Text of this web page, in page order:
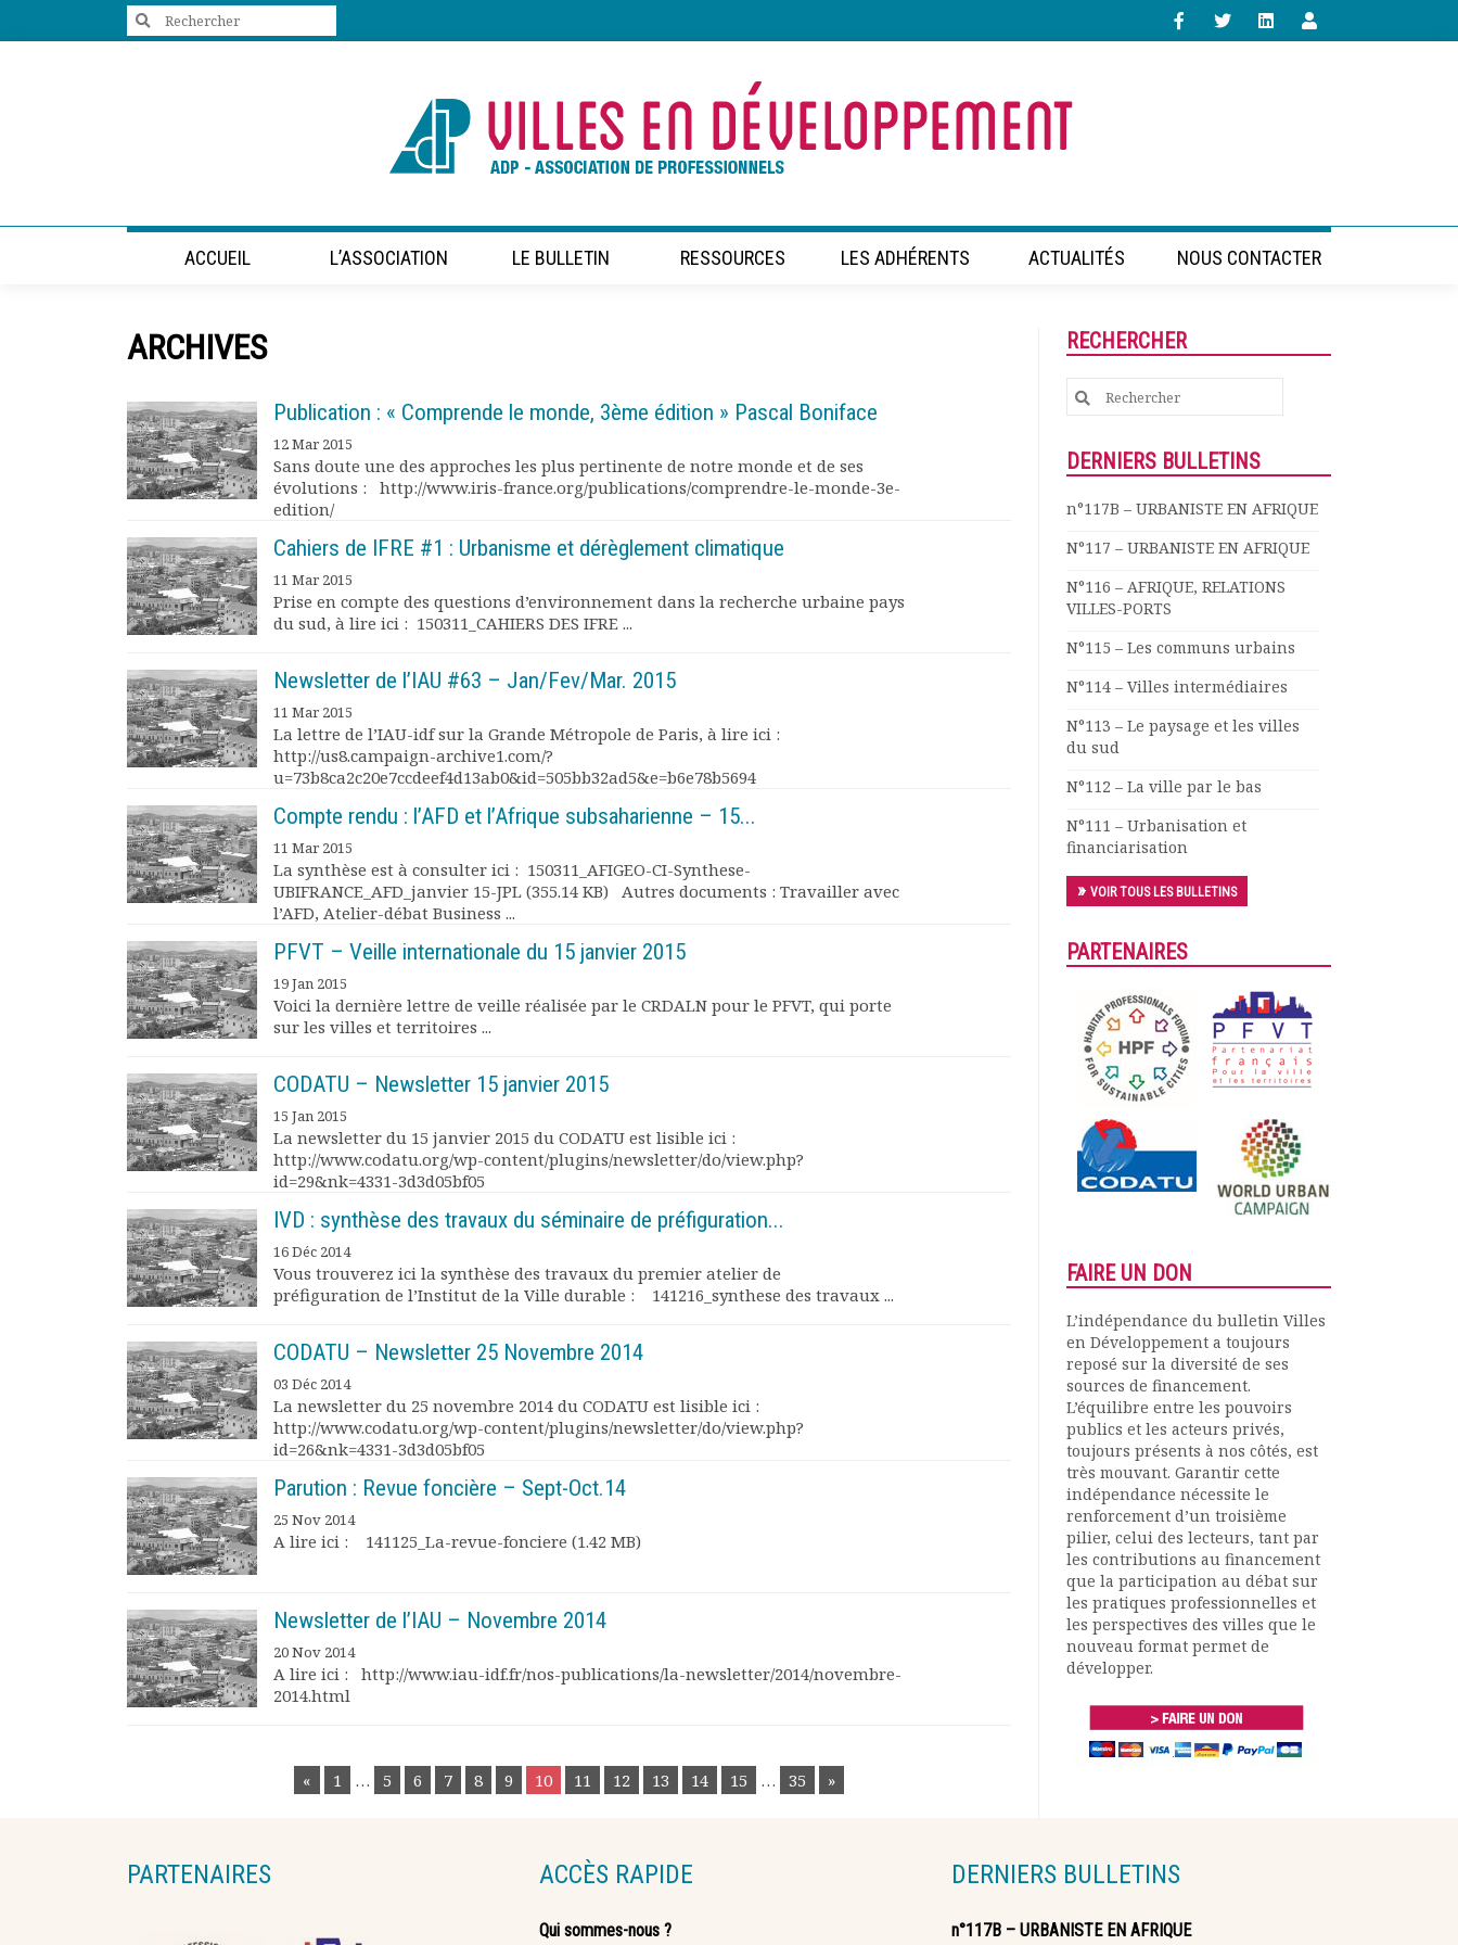
Vie de l’association
Calendrier des activités
Assemblées générales
Comptes rendus mensuels
Rapports moraux
Nous rejoindre
Présentation du bulletin
Comité de rédaction
développement
Dîners débats
Journées d’études
Concours vidéo
Evénements
Publications et rapports
Offres d’emploi
Search
ACCUEIL L’ASSOCIATION LE BULLETIN RESSOURCES LES ADHÉRENTS ACTUALITÉS NOUS CONTACTER
ARCHIVES
Publication : « Comprende le monde, 3ème édition » Pascal Boniface
12 Mar 2015
Sans doute une des approches les plus pertinente de notre monde et de ses
évolutions : http://www.iris-france.org/publications/comprendre-le-monde-3e-
edition/
Cahiers de IFRE #1 : Urbanisme et dérèglement climatique
11 Mar 2015
Prise en compte des questions d’environnement dans la recherche urbaine pays
du sud, à lire ici : 150311_CAHIERS DES IFRE ...
Newsletter de l’IAU #63 – Jan/Fev/Mar. 2015
11 Mar 2015
La lettre de l’IAU-idf sur la Grande Métropole de Paris, à lire ici :
http://us8.campaign-archive1.com/?
u=73b8ca2c20e7ccdeef4d13ab0&id=505bb32ad5&e=b6e78b5694
Compte rendu : l’AFD et l’Afrique subsaharienne – 15...
11 Mar 2015
La synthèse est à consulter ici : 150311_AFIGEO-CI-Synthese-
UBIFRANCE_AFD_janvier 15-JPL (355.14 KB) Autres documents : Travailler avec
l’AFD, Atelier-débat Business ...
PFVT – Veille internationale du 15 janvier 2015
19 Jan 2015
Voici la dernière lettre de veille réalisée par le CRDALN pour le PFVT, qui porte
sur les villes et territoires ...
CODATU – Newsletter 15 janvier 2015
15 Jan 2015
La newsletter du 15 janvier 2015 du CODATU est lisible ici :
http://www.codatu.org/wp-content/plugins/newsletter/do/view.php?
id=29&nk=4331-3d3d05bf05
IVD : synthèse des travaux du séminaire de préfiguration...
16 Déc 2014
Vous trouverez ici la synthèse des travaux du premier atelier de
préfiguration de l’Institut de la Ville durable : 141216_synthese des travaux ...
CODATU – Newsletter 25 Novembre 2014
03 Déc 2014
La newsletter du 25 novembre 2014 du CODATU est lisible ici :
http://www.codatu.org/wp-content/plugins/newsletter/do/view.php?
id=26&nk=4331-3d3d05bf05
Parution : Revue foncière – Sept-Oct.14
25 Nov 2014
A lire ici : 141125_La-revue-fonciere (1.42 MB)
Newsletter de l’IAU – Novembre 2014
20 Nov 2014
A lire ici : http://www.iau-idf.fr/nos-publications/la-newsletter/2014/novembre-
2014.html
NAVIGATION« 1 … 5 6 7 8 9 10 11 12 13 14 15 … 35 »
RECHERCHER
Search
for:
DERNIERS BULLETINS
n°117B – URBANISTE EN AFRIQUE
N°117 – URBANISTE EN AFRIQUE
N°116 – AFRIQUE, RELATIONS
VILLES-PORTS
N°115 – Les communs urbains
N°114 – Villes intermédiaires
N°113 – Le paysage et les villes
du sud
N°112 – La ville par le bas
N°111 – Urbanisation et
financiarisation
VOIR TOUS LES BULLETINS
PARTENAIRES
FAIRE UN DON
L’indépendance du bulletin Villes
en Développement a toujours
reposé sur la diversité de ses
sources de financement.
L’équilibre entre les pouvoirs
publics et les acteurs privés,
toujours présents à nos côtés, est
très mouvant. Garantir cette
indépendance nécessite le
renforcement d’un troisième
pilier, celui des lecteurs, tant par
les contributions au financement
que la participation au débat sur
les pratiques professionnelles et
les perspectives des villes que le
nouveau format permet de
développer.
PARTENAIRES ACCÈS RAPIDE
Qui sommes-nous ?
DERNIERS BULLETINS
n°117B – URBANISTE EN AFRIQUE